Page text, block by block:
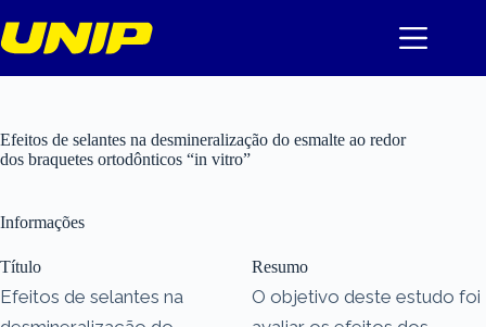
para
o
Efeitos de selantes na desmineralização do esmalte ao redor
dos braquetes ortodônticos “in vitro”
Informações
Título
Efeitos de selantes na
Resumo
O objetivo deste estudo foi